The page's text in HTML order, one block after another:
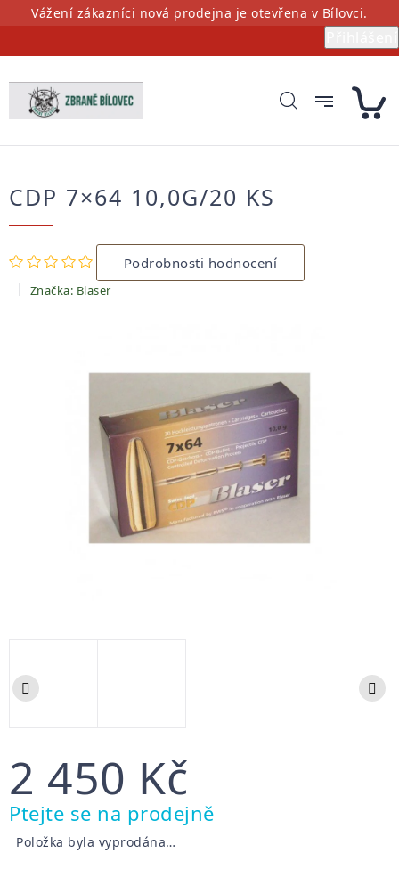
PřejítVážení zákazníci nová prodejna je otevřena v Bílovci.
CDP 7×64 10,0G/20 KS
Průměrné
hodnocení
produktu
je
Podrobnosti hodnocení
Značka: Blaser
2 450 Kč
Měrná
cena:
Ptejte se na prodejně
Položka byla vyprodána…